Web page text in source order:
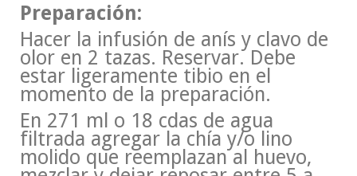
Preparación:
Hacer la infusión de anís y clavo de
olor en 2 tazas. Reservar. Debe
estar ligeramente tibio en el
momento de la preparación.
En 271 ml o 18 cdas de agua
filtrada agregar la chía y/o lino
molido que reemplazan al huevo,